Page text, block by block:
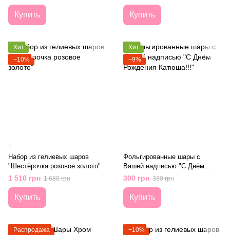
Купить Купить
Хит
−10%
1
Набор из гелиевых шаров
"Шестёрочка розовое золото"
1 510 грн 1 680 грн
Купить
Хит
−9%
Фольгированные шары с
Вашей надписью "С Днём
Рождения Катюша!!!"
300 грн 330 грн
Купить
Распродажа
−10%